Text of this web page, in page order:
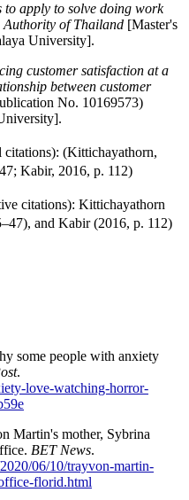
to apply to solve doing work
Authority of Thailand [Master's
University].
customer satisfaction at a
between customer
No. 10169573)
citations): (Kittichayathorn,
Kabir, 2016, p. 112)
citations): Kittichayathorn
and Kabir (2016, p. 112)
some people with anxiety
.
love-watching-horror-
Martin's mother, Sybrina
BET News.
06/10/trayvon-martin-
florid.html